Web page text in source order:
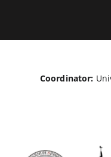
Coordinator: